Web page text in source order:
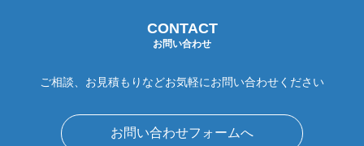
CONTACT
お問い合わせ
ご相談、お見積もりなどお気軽にお問い合わせください
お問い合わせフォームへ